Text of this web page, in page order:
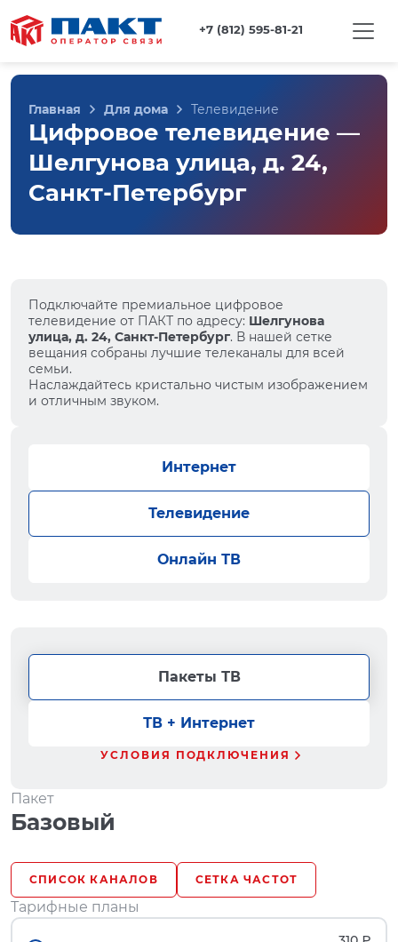
+7 (812) 595-81-21
Главная Для дома Телевидение
Цифровое телевидение —
Шелгунова улица, д. 24,
Санкт-Петербург
Подключайте премиальное цифровое
телевидение от ПАКТ по адресу: Шелгунова
улица, д. 24, Санкт-Петербург. В нашей сетке
вещания собраны лучшие телеканалы для всей
семьи.
Наслаждайтесь кристально чистым изображением
и отличным звуком.
Интернет
Телевидение
Онлайн ТВ
Пакеты ТВ
ТВ + Интернет
УСЛОВИЯ ПОДКЛЮЧЕНИЯ
Пакет
Базовый
СПИСОК КАНАЛОВ СЕТКА ЧАСТОТ
Тарифные планы